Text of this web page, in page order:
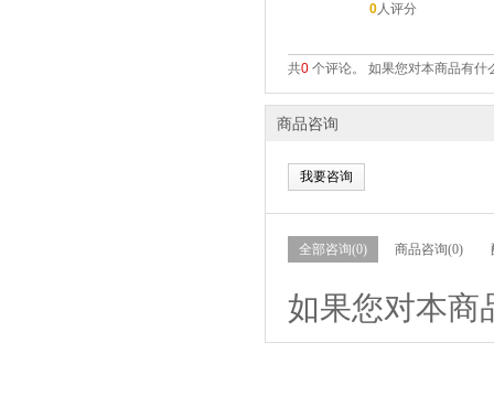
0人评分
共0 个评论。 如果您对本商品有什
商品咨询
我要咨询
全部咨询(0) 商品咨询(0)
如果您对本商